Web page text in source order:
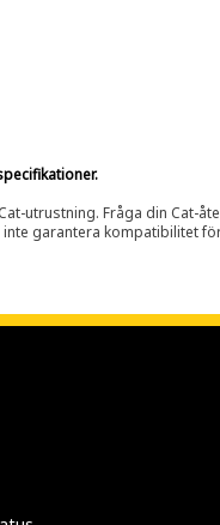
utrustning. Fråga din Cat-
garantera kompatibilitet